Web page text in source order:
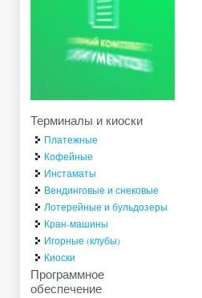
Терминалы и киоски
Платежные
Кофейные
Инстаматы
Вендинговые и снековые
Лотерейные и бульдозеры
Кран-машины
Игорные (клубы)
Киоски
Программное
обеспечение